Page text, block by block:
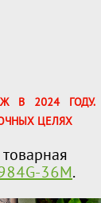
В 2024
ЦЕЛЯХ
36M .